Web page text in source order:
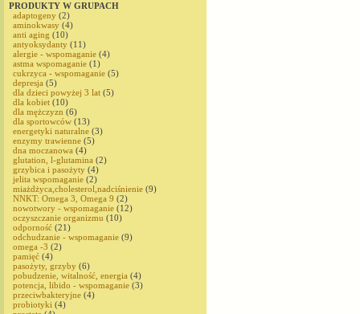
PRODUKTY W GRUPACH
adaptogeny (2)
aminokwasy (4)
anti aging (10)
antyoksydanty (11)
alergie - wspomaganie (4)
astma wspomaganie (1)
cukrzyca - wspomaganie (5)
depresja (5)
dla dzieci powyżej 3 lat (5)
dla kobiet (10)
dla mężczyzn (6)
dla sportowców (13)
energetyki naturalne (3)
enzymy trawienne (5)
dna moczanowa (4)
glutation, l-glutamina (2)
grzybica i pasożyty (4)
jelita wspomaganie (2)
miażdżyca,cholesterol,nadciśnienie (9)
NNKT: Omega 3, Omega 9 (2)
nowotwory - wspomaganie (12)
oczyszczanie organizmu (10)
odporność (21)
odchudzanie - wspomaganie (9)
omega -3 (2)
pamięć (4)
pasożyty, grzyby (6)
pobudzenie, witalność, energia (4)
potencja, libido - wspomaganie (3)
przeciwbakteryjne (4)
probiotyki (4)